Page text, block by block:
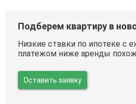
Подберем квартиру в
Низкие ставки по ипотеке с
платежом ниже аренды
Оставить заявку